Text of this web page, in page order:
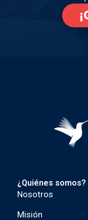
¿Quiénes somos?
Nosotros
Misión